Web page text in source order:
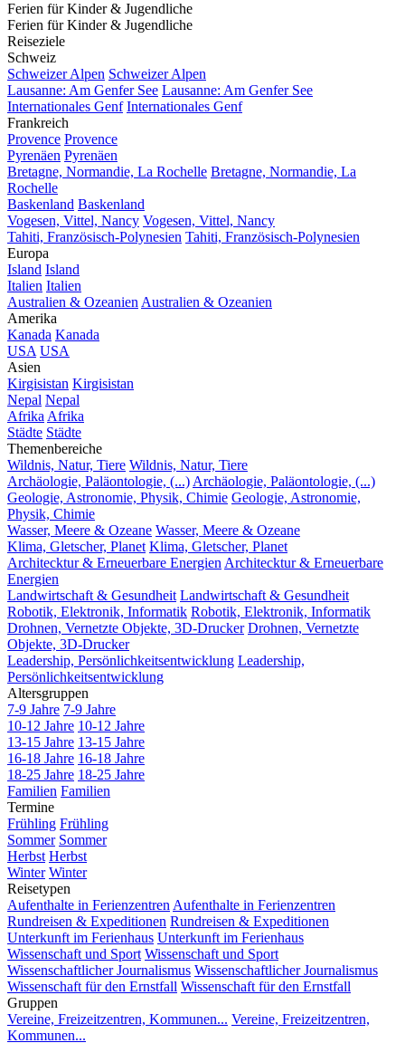
Ferien für Kinder & Jugendliche
Ferien für Kinder & Jugendliche
Reiseziele
Schweiz
Schweizer Alpen Schweizer Alpen
Lausanne: Am Genfer See Lausanne: Am Genfer See
Internationales Genf Internationales Genf
Frankreich
Provence Provence
Pyrenäen Pyrenäen
Bretagne, Normandie, La Rochelle Bretagne, Normandie, La
Rochelle
Baskenland Baskenland
Vogesen, Vittel, Nancy Vogesen, Vittel, Nancy
Tahiti, Französisch-Polynesien Tahiti, Französisch-Polynesien
Europa
Island Island
Italien Italien
Australien & Ozeanien Australien & Ozeanien
Amerika
Kanada Kanada
USA USA
Asien
Kirgisistan Kirgisistan
Nepal Nepal
Afrika Afrika
Städte Städte
Themenbereiche
Wildnis, Natur, Tiere Wildnis, Natur, Tiere
Archäologie, Paläontologie, (...) Archäologie, Paläontologie, (...)
Geologie, Astronomie, Physik, Chimie Geologie, Astronomie,
Physik, Chimie
Wasser, Meere & Ozeane Wasser, Meere & Ozeane
Klima, Gletscher, Planet Klima, Gletscher, Planet
Architecktur & Erneuerbare Energien Architecktur & Erneuerbare
Energien
Landwirtschaft & Gesundheit Landwirtschaft & Gesundheit
Robotik, Elektronik, Informatik Robotik, Elektronik, Informatik
Drohnen, Vernetzte Objekte, 3D-Drucker Drohnen, Vernetzte
Objekte, 3D-Drucker
Leadership, Persönlichkeitsentwicklung Leadership,
Persönlichkeitsentwicklung
Altersgruppen
7-9 Jahre 7-9 Jahre
10-12 Jahre 10-12 Jahre
13-15 Jahre 13-15 Jahre
16-18 Jahre 16-18 Jahre
18-25 Jahre 18-25 Jahre
Familien Familien
Termine
Frühling Frühling
Sommer Sommer
Herbst Herbst
Winter Winter
Reisetypen
Aufenthalte in Ferienzentren Aufenthalte in Ferienzentren
Rundreisen & Expeditionen Rundreisen & Expeditionen
Unterkunft im Ferienhaus Unterkunft im Ferienhaus
Wissenschaft und Sport Wissenschaft und Sport
Wissenschaftlicher Journalismus Wissenschaftlicher Journalismus
Wissenschaft für den Ernstfall Wissenschaft für den Ernstfall
Gruppen
Vereine, Freizeitzentren, Kommunen... Vereine, Freizeitzentren,
Kommunen...